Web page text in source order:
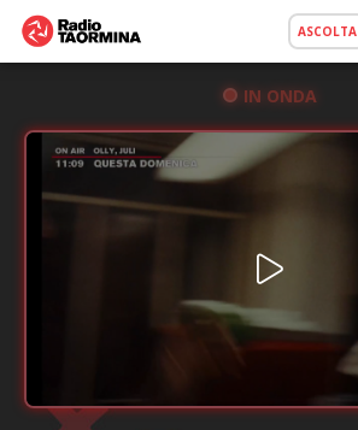
ASCOLTA
IN ONDA